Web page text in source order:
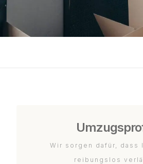
Wir sorgen dafür, dass
reibungslos